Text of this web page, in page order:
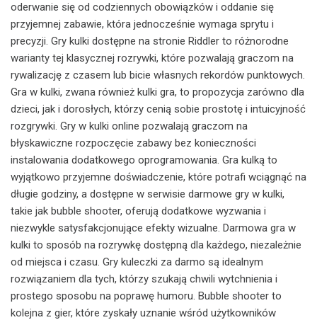
oderwanie się od codziennych obowiązków i oddanie się
przyjemnej zabawie, która jednocześnie wymaga sprytu i
precyzji. Gry kulki dostępne na stronie Riddler to różnorodne
warianty tej klasycznej rozrywki, które pozwalają graczom na
rywalizację z czasem lub bicie własnych rekordów punktowych.
Gra w kulki, zwana również kulki gra, to propozycja zarówno dla
dzieci, jak i dorosłych, którzy cenią sobie prostotę i intuicyjność
rozgrywki. Gry w kulki online pozwalają graczom na
błyskawiczne rozpoczęcie zabawy bez konieczności
instalowania dodatkowego oprogramowania. Gra kulką to
wyjątkowo przyjemne doświadczenie, które potrafi wciągnąć na
długie godziny, a dostępne w serwisie darmowe gry w kulki,
takie jak bubble shooter, oferują dodatkowe wyzwania i
niezwykle satysfakcjonujące efekty wizualne. Darmowa gra w
kulki to sposób na rozrywkę dostępną dla każdego, niezależnie
od miejsca i czasu. Gry kuleczki za darmo są idealnym
rozwiązaniem dla tych, którzy szukają chwili wytchnienia i
prostego sposobu na poprawę humoru. Bubble shooter to
kolejna z gier, które zyskały uznanie wśród użytkowników